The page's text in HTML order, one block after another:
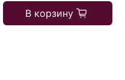
В корзину